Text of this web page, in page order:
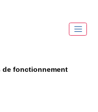
de fonctionnement